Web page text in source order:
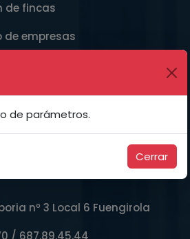
de parámetros.
Cerrar
de fincas
de empresas
nº 3 Local 6 Fuengirola
/ 687.89.45.44